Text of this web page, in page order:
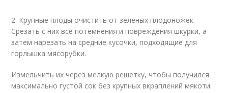
2. Крупные плоды очистить от зеленых плодоножек.
Срезать с них все потемнения и повреждения шкурки, а
затем нарезать на средние кусочки, подходящие для
горлышка мясорубки.
Измельчить их через мелкую решетку, чтобы получился
максимально густой сок без крупных вкраплений мякоти.